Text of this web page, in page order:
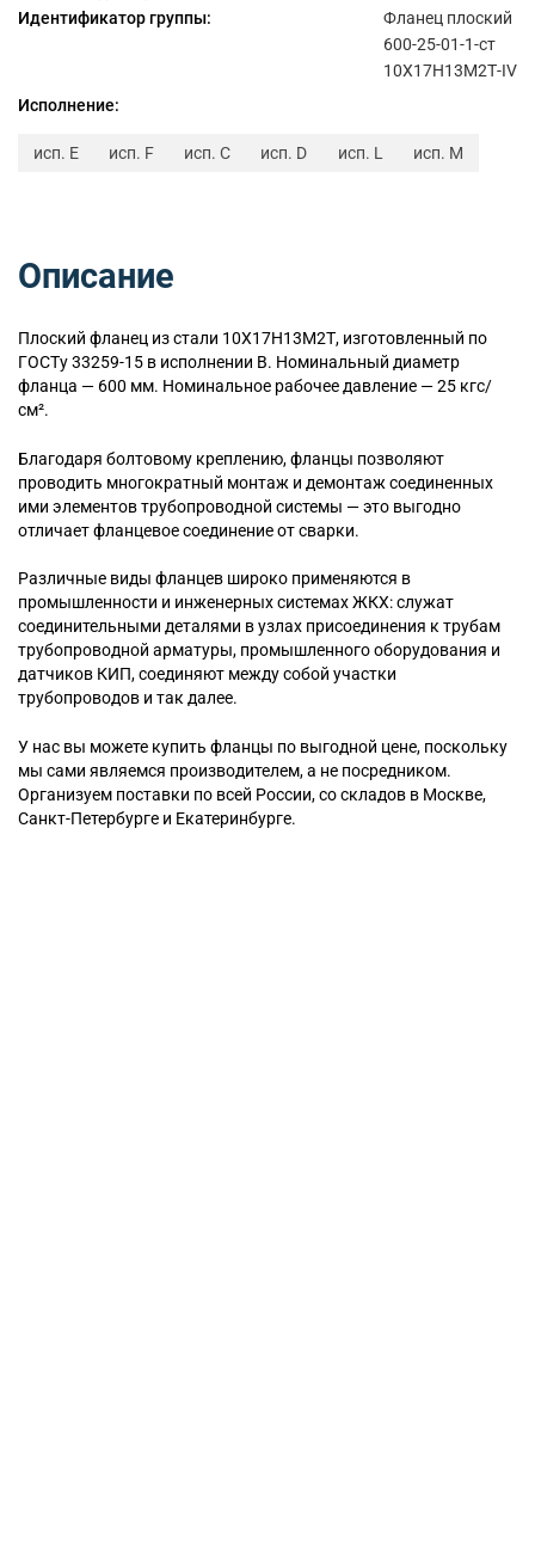
Идентификатор группы:
Фланец плоский
600-25-01-1-ст
10Х17Н13М2Т-IV
Исполнение:
исп. E исп. F исп. C исп. D исп. L исп. M
Описание
Плоский фланец из стали 10Х17Н13М2Т, изготовленный по
ГОСТу 33259-15 в исполнении B. Номинальный диаметр
фланца — 600 мм. Номинальное рабочее давление — 25 кгс/
см².
Благодаря болтовому креплению, фланцы позволяют
проводить многократный монтаж и демонтаж соединенных
ими элементов трубопроводной системы — это выгодно
отличает фланцевое соединение от сварки.
Различные виды фланцев широко применяются в
промышленности и инженерных системах ЖКХ: служат
соединительными деталями в узлах присоединения к трубам
трубопроводной арматуры, промышленного оборудования и
датчиков КИП, соединяют между собой участки
трубопроводов и так далее.
У нас вы можете купить фланцы по выгодной цене, поскольку
мы сами являемся производителем, а не посредником.
Организуем поставки по всей России, со складов в Москве,
Санкт-Петербурге и Екатеринбурге.